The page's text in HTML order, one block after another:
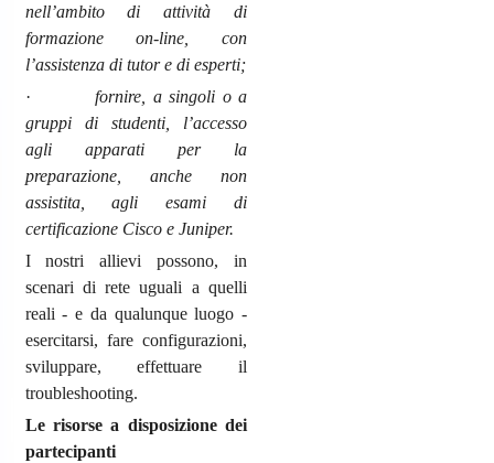
nell’ambito di attività di
formazione on-line, con
l’assistenza di tutor e di esperti;
· fornire, a singoli o a
gruppi di studenti, l’accesso
agli apparati per la
preparazione, anche non
assistita, agli esami di
certificazione Cisco e Juniper.
I nostri allievi possono, in
scenari di rete uguali a quelli
reali - e da qualunque luogo -
esercitarsi, fare configurazioni,
sviluppare, effettuare il
troubleshooting.
Le risorse a disposizione dei
partecipanti